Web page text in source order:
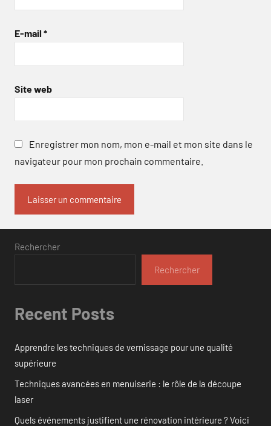
E-mail *
Site web
Enregistrer mon nom, mon e-mail et mon site dans le
navigateur pour mon prochain commentaire.
Rechercher
Rechercher
Recent Posts
Apprendre les techniques de vernissage pour une qualité
supérieure
Techniques avancées en menuiserie : le rôle de la découpe
laser
Quels événements justifient une rénovation intérieure ? Voici